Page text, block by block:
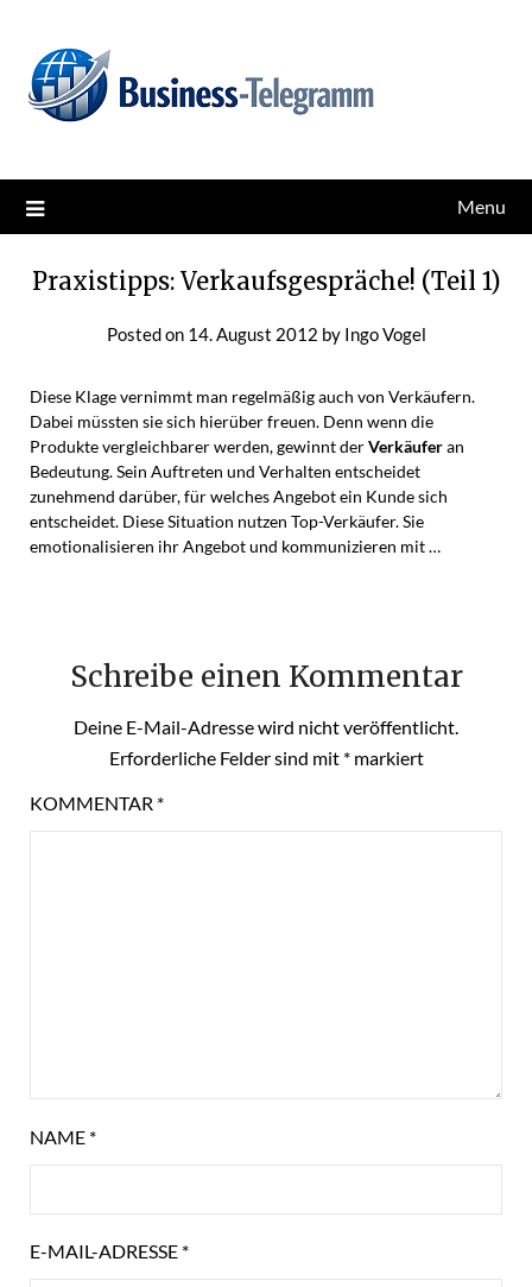
content
Business-Telegramm
Menu
Praxistipps: Verkaufsgespräche! (Teil 1)
Posted on 14. August 2012 by Ingo Vogel
Diese Klage vernimmt man regelmäßig auch von Verkäufern.
Dabei müssten sie sich hierüber freuen. Denn wenn die
Produkte vergleichbarer werden, gewinnt derVerkäuferan
Bedeutung. Sein Auftreten und Verhalten entscheidet
zunehmend darüber, für welches Angebot ein Kunde sich
entscheidet. Diese Situation nutzen Top-Verkäufer. Sie
emotionalisieren ihr Angebot und kommunizieren mit …
Schreibe einen Kommentar
Deine E-Mail-Adresse wird nicht veröffentlicht.
Erforderliche Felder sind mit *markiert
KOMMENTAR *
NAME *
E-MAIL-ADRESSE *